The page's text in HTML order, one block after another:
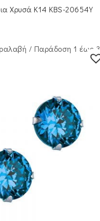
τιμή
είναι:
Χρυσά Κ14 KBS-20654Y
/ Παράδoση 1 έως 3